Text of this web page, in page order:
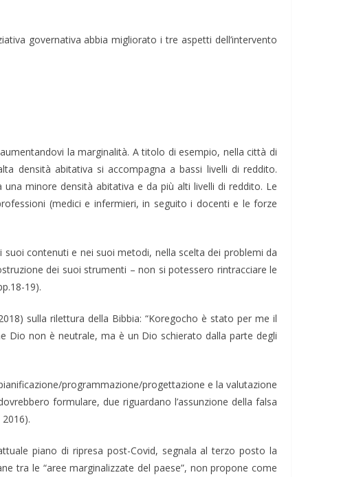
governativa abbia migliorato i tre aspetti dell’intervento
la marginalità. A titolo di esempio, nella città di
densità abitativa si accompagna a bassi livelli di reddito.
minore densità abitativa e da più alti livelli di reddito. Le
(medici e infermieri, in seguito i docenti e le forze
contenuti e nei suoi metodi, nella scelta dei problemi da
dei suoi strumenti – non si potessero rintracciare le
19).
sulla rilettura della Bibbia: “Koregocho è stato per me il
Dio non è neutrale, ma è un Dio schierato dalla parte degli
programmazione/progettazione e la valutazione
formulare, due riguardano l’assunzione della falsa
piano di ripresa post-Covid, segnala al terzo posto la
tra le “aree marginalizzate del paese”, non propone come